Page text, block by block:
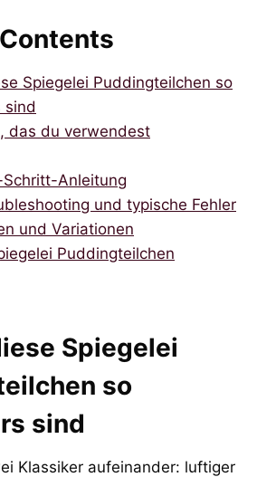
Spiegelei Puddingteilchen so
sind
das du verwendest
Anleitung
und typische Fehler
und Variationen
Puddingteilchen
Spiegelei
so
sind
Klassiker aufeinander: luftiger